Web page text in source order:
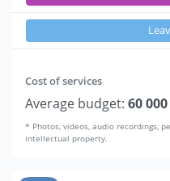
Cost of services
Average budget: 60 000
* Photos, videos, audio recordings,
intellectual property.